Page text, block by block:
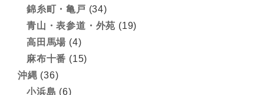
錦糸町・亀戸 (34)
青山・表参道・外苑 (19)
高田馬場 (4)
麻布十番 (15)
沖縄 (36)
小浜島 (6)